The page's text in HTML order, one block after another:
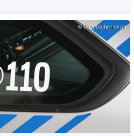
© Bayerische Polizei